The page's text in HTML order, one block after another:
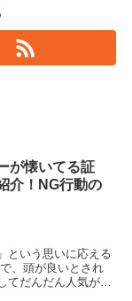
が懐いてる証
介！NG行動の
という思いに応える
、頭が良いとされ
てだんだん人気が出